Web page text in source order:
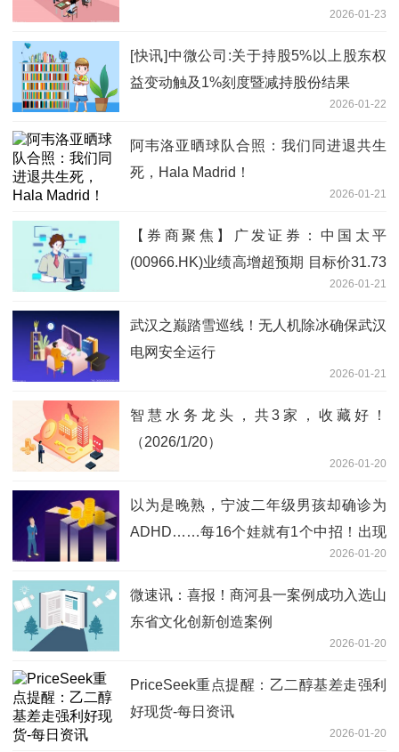
2026-01-23
[快讯]中微公司:关于持股5%以上股东权
益变动触及1%刻度暨减持股份结果
2026-01-22
阿韦洛亚晒球队合照：我们同进退共生
死，Hala Madrid！
2026-01-21
【券商聚焦】广发证券：中国太平
(00966.HK)业绩高增超预期 目标价31.73
2026-01-21
​武汉之巅踏雪巡线！无人机除冰确保武汉
电网安全运行
2026-01-21
智慧水务龙头，共3家，收藏好！
（2026/1/20）
2026-01-20
以为是晚熟，宁波二年级男孩却确诊为
ADHD……每16个娃就有1个中招！出现
这些问题务必引起重视|今日热讯2026-01-20
微速讯：喜报！商河县一案例成功入选山
东省文化创新创造案例
2026-01-20
PriceSeek重点提醒：乙二醇基差走强利
好现货-每日资讯
2026-01-20